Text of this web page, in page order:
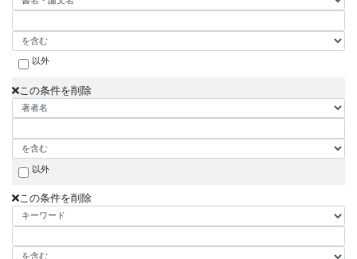
以外
この条件を削除
以外
この条件を削除